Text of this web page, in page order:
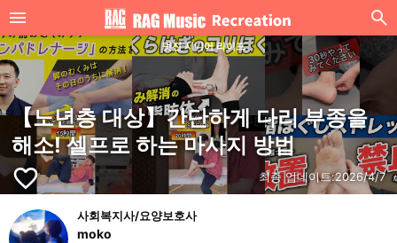
멋진 시니어 라이프
【노년층 대상】간단하게 다리 부종을
해소! 셀프로 하는 마사지 방법
favorite_border 최종 업데이트:2026/4/7
사회복지사/요양보호사
moko